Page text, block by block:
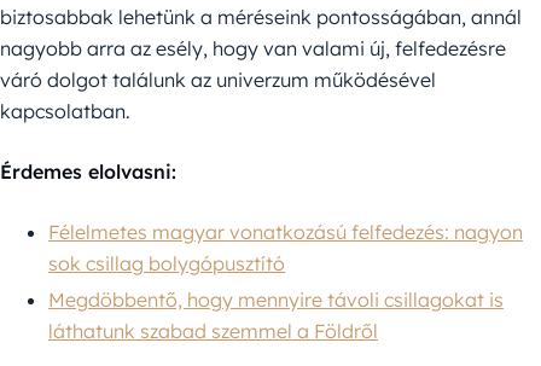
biztosabbak lehetünk a méréseink pontosságában, annál
nagyobb arra az esély, hogy van valami új, felfedezésre
váró dolgot találunk az univerzum működésével
kapcsolatban.
Érdemes elolvasni:
Félelmetes magyar vonatkozású felfedezés: nagyon
sok csillag bolygópusztító
Megdöbbentő, hogy mennyire távoli csillagokat is
láthatunk szabad szemmel a Földről